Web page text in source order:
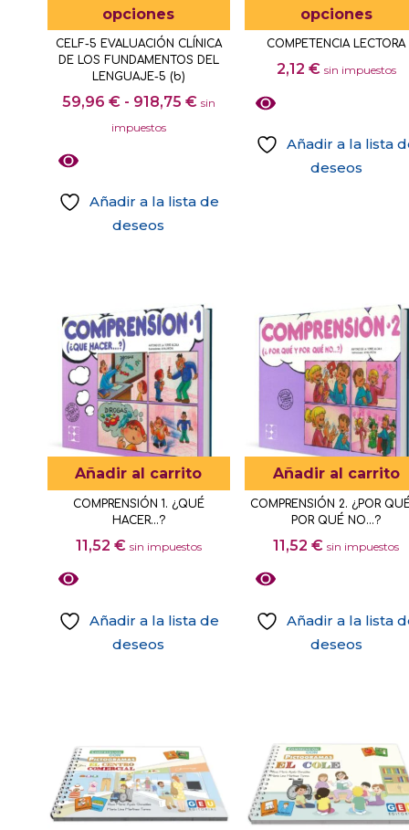
opciones
tiene
variantes.
producto
CELF-5 EVALUACIÓN CLÍNICA
DE LOS FUNDAMENTOS DEL
LENGUAJE-5 (b)
59,96 € - 918,75 €Rango
59,96 €
sin
impuestos
Añadir a la lista de
deseos
múltiples
variantes.
Las
opciones
se
pueden
elegir
la
opciones
COMPETENCIA LECTORA
2,12 € sin impuestos
Añadir a la lista
deseos
opciones
se
pueden
elegir
en
la
página
de
producto
Añadir al carrito
COMPRENSIÓN 1. ¿QUÉ
HACER…?
11,52 € sin impuestos
Añadir a la lista de
deseos
Añadir al carrito
COMPRENSIÓN 2. ¿POR
POR QUÉ NO…?
11,52€ sin impuestos
Añadir a la lista
deseos